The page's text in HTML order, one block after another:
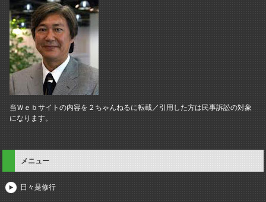
当Ｗｅｂサイトの内容を２ちゃんねるに転載／引用した方は民事訴訟の対象
になります。
メニュー
日々是修行